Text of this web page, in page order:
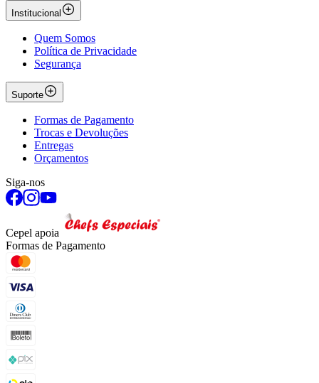
Institucional
Quem Somos
Política de Privacidade
Segurança
Suporte
Formas de Pagamento
Trocas e Devoluções
Entregas
Orçamentos
Siga-nos
Cepel apoia
Formas de Pagamento